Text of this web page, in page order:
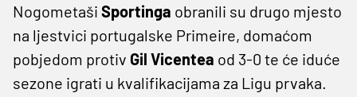
Nogometaši Sportinga obranili su drugo mjesto
na ljestvici portugalske Primeire, domaćom
pobjedom protiv Gil Vicentea od 3-0 te će iduće
sezone igrati u kvalifikacijama za Ligu prvaka.